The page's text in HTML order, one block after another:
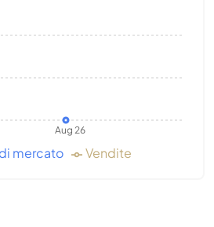
Aug 26
mercato Vendite